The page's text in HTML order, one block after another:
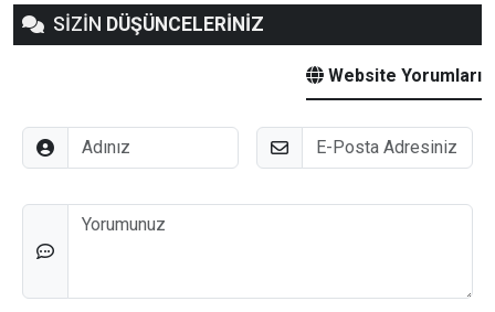
SİZİN DÜŞÜNCELERİNİZ
Website Yorumları
Adınız E-Posta
Düşünceleriniz